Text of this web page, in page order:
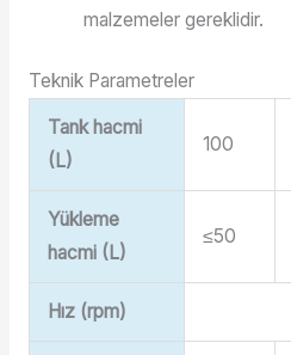
malzemeler gereklidir.
Teknik Parametreler
Tank hacmi
(L)
100
Yükleme
hacmi (L)
≤50
Hız (rpm)